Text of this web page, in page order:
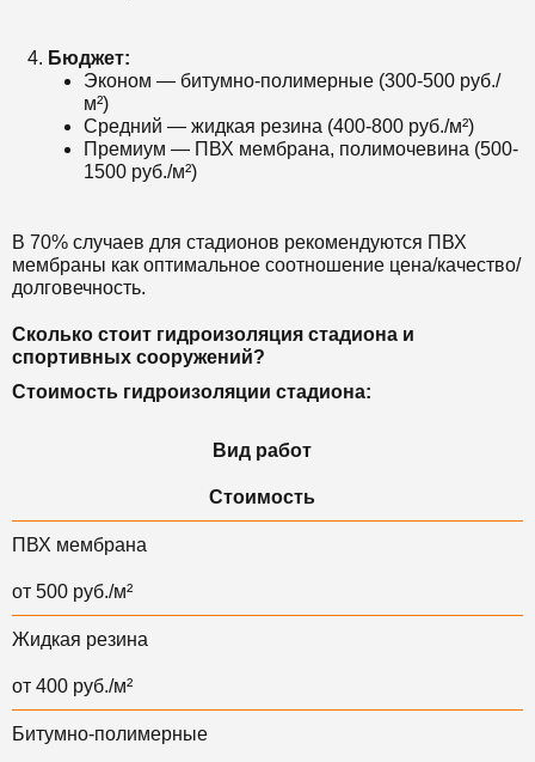
Бюджет:
Эконом — битумно-полимерные (300-500 руб./
м²)
Средний — жидкая резина (400-800 руб./м²)
Премиум — ПВХ мембрана, полимочевина (500-
1500 руб./м²)
В 70% случаев для стадионов рекомендуются ПВХ
мембраны как оптимальное соотношение цена/качество/
долговечность.
Сколько стоит гидроизоляция стадиона и
спортивных сооружений?
Стоимость гидроизоляции стадиона:
Вид работ
Стоимость
ПВХ мембрана
от 500 руб./м²
Жидкая резина
от 400 руб./м²
Битумно-полимерные